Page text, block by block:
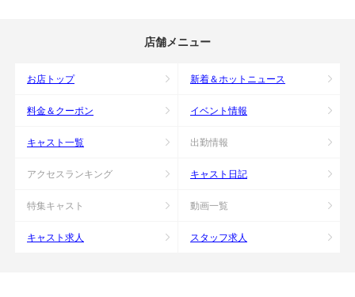
店舗メニュー
お店トップ 新着＆ホットニュース
料金＆クーポン イベント情報
キャスト一覧 出勤情報
アクセスランキング キャスト日記
特集キャスト 動画一覧
キャスト求人 スタッフ求人